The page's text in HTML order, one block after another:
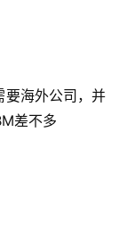
要海外公司，并
差不多